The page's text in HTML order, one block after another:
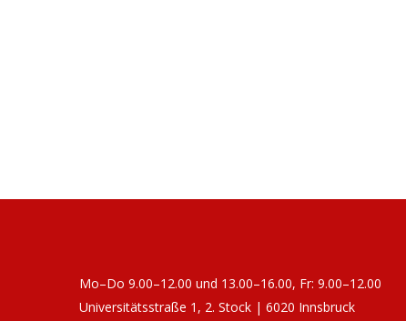
Mo–Do 9.00–12.00 und 13.00–16.00, Fr: 9.00–12.00
Universitätsstraße 1, 2. Stock | 6020 Innsbruck